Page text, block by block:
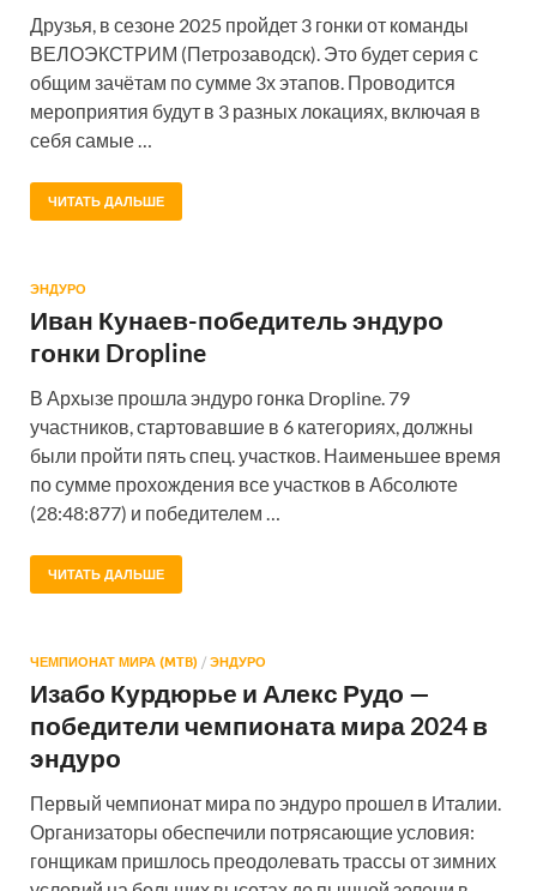
Друзья, в сезоне 2025 пройдет 3 гонки от команды
ВЕЛОЭКСТРИМ (Петрозаводск). Это будет серия с
общим зачётам по сумме 3х этапов. Проводится
мероприятия будут в 3 разных локациях, включая в
себя самые …
ЧИТАТЬ ДАЛЬШЕ
ЭНДУРО
Иван Кунаев-победитель эндуро
гонки Dropline
В Архызе прошла эндуро гонка Dropline. 79
участников, стартовавшие в 6 категориях, должны
были пройти пять спец. участков. Наименьшее время
по сумме прохождения все участков в Абсолюте
(28:48:877) и победителем …
ЧИТАТЬ ДАЛЬШЕ
ЧЕМПИОНАТ МИРА (MTB) / ЭНДУРО
Изабо Курдюрье и Алекс Рудо —
победители чемпионата мира 2024 в
эндуро
Первый чемпионат мира по эндуро прошел в Италии.
Организаторы обеспечили потрясающие условия:
гонщикам пришлось преодолевать трассы от зимних